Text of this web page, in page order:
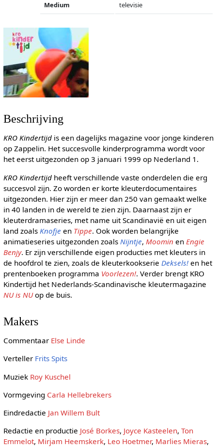
Medium televisie
Beschrijving
KRO Kindertijdis een dagelijks magazine voor jonge kinderen
op Zappelin. Het succesvolle kinderprogramma wordt voor
het eerst uitgezonden op 3 januari 1999 op Nederland 1.
KRO Kindertijdheeft verschillende vaste onderdelen die erg
succesvol zijn. Zo worden er korte kleuterdocumentaires
uitgezonden. Hier zijn er meer dan 250 van gemaakt welke
in 40 landen in de wereld te zien zijn. Daarnaast zijn er
kleuterdramaseries, met name uit Scandinavië en uit eigen
land zoals Knofje en Tippe. Ook worden belangrijke
animatieseries uitgezonden zoals Nijntje, Moomin en Engie
Benjy. Er zijn verschillende eigen producties met kleuters in
de hoofdrol te zien, zoals de kleuterkookserie Deksels!en het
prentenboeken programma Voorlezen!. Verder brengt KRO
Kindertijd het Nederlands-Scandinavische kleutermagazine
NU is NUop de buis.
Makers
Commentaar Else Linde
Verteller Frits Spits
Muziek Roy Kuschel
Vormgeving Carla Hellebrekers
Eindredactie Jan Willem Bult
Redactie en productie José Borkes, Joyce Kasteelen, Ton
Emmelot, Mirjam Heemskerk, Leo Hoetmer, Marlies Mieras,